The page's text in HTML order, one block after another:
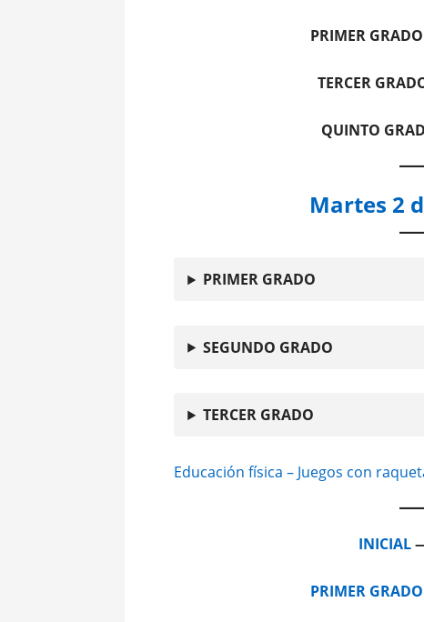
PRIMER
TERCER
QUINTO
Martes 2
PRIMER GRADO
SEGUNDO GRADO
TERCER GRADO
Educación física – Juegos con
INICIAL
PRIMER GRADO